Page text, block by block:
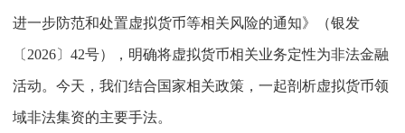
进一步防范和处置虚拟货币等相关风险的通知》（银发
〔2026〕42号），明确将虚拟货币相关业务定性为非法金融
活动。今天，我们结合国家相关政策，一起剖析虚拟货币领
域非法集资的主要手法。